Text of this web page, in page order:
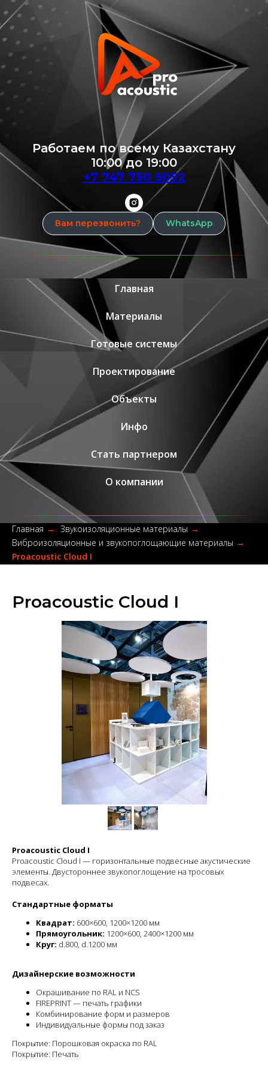
Работаем по всему Казахстану
10:00 до 19:00
+7 747 750 5052
Вам перезвонить? WhatsApp
Главная
Материалы
Готовые системы
Проектирование
Объекты
Инфо
Стать партнером
О компании
Главная → Звукоизоляционные материалы →
Виброизоляционные и звукопоглощающие материалы →
Proacoustic Cloud I
Proacoustic Cloud I
Proacoustic Cloud I
Proacoustic Cloud I — горизонтальные подвесные акустические
элементы. Двустороннее звукопоглощение на тросовых
подвесах.
Стандартные форматы
Квадрат: 600×600, 1200×1200 мм
Прямоугольник: 1200×600, 2400×1200 мм
Круг: d.800, d.1200 мм
Дизайнерские возможности
Окрашивание по RAL и NCS
FIREPRINT — печать графики
Комбинирование форм и размеров
Индивидуальные формы под заказ
Покрытие: Порошковая окраска по RAL
Покрытие: Печать